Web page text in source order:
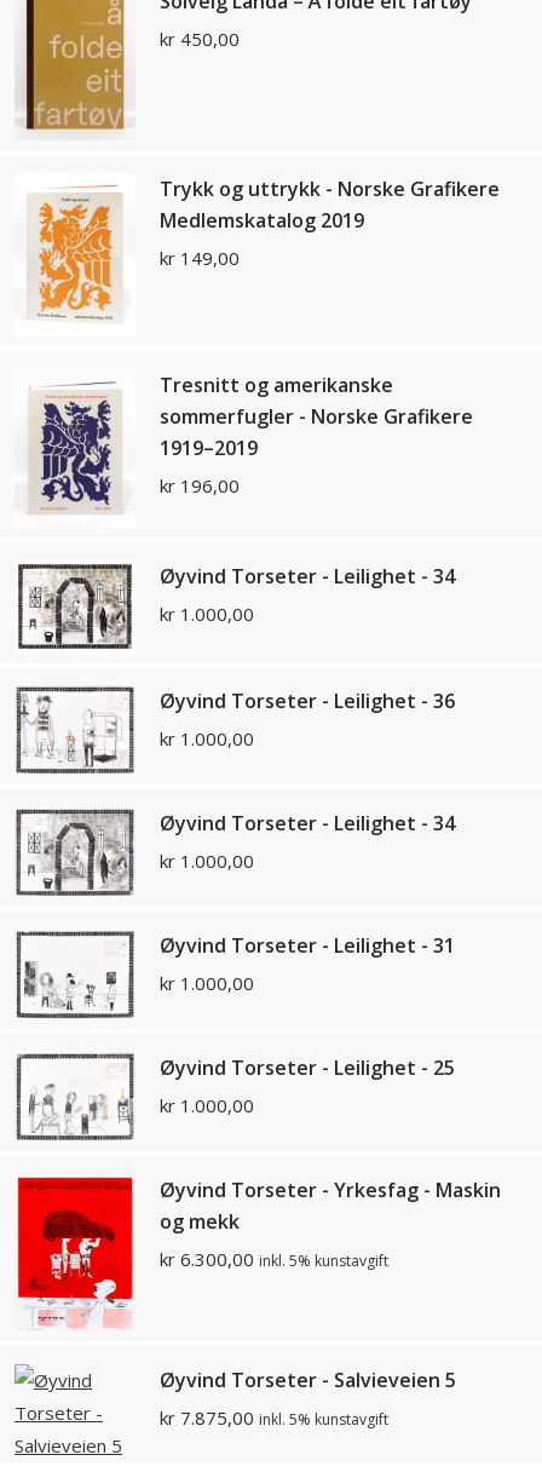
kr 450,00
Trykk og uttrykk - Norske Grafikere
Medlemskatalog 2019
kr 149,00
Tresnitt og amerikanske
sommerfugler - Norske Grafikere
1919–2019
kr 196,00
Øyvind Torseter - Leilighet - 34
kr 1.000,00
Øyvind Torseter - Leilighet - 36
kr 1.000,00
Øyvind Torseter - Leilighet - 34
kr 1.000,00
Øyvind Torseter - Leilighet - 31
kr 1.000,00
Øyvind Torseter - Leilighet - 25
kr 1.000,00
Øyvind Torseter - Yrkesfag - Maskin
og mekk
kr 6.300,00 inkl. 5% kunstavgift
Øyvind Torseter - Salvieveien 5
kr 7.875,00 inkl. 5% kunstavgift